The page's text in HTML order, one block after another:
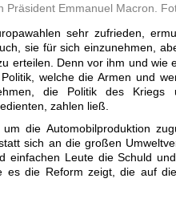
Präsident Emmanuel Macron.
sehr zufrieden,
sie für sich einzunehmen,
erteilen. Denn vor ihm und wie
welche die Armen und
die Politik des Kriegs
zahlen ließ.
die Automobilproduktion
sich an die großen
einfachen Leute die Schuld
es die Reform zeigt, die auf